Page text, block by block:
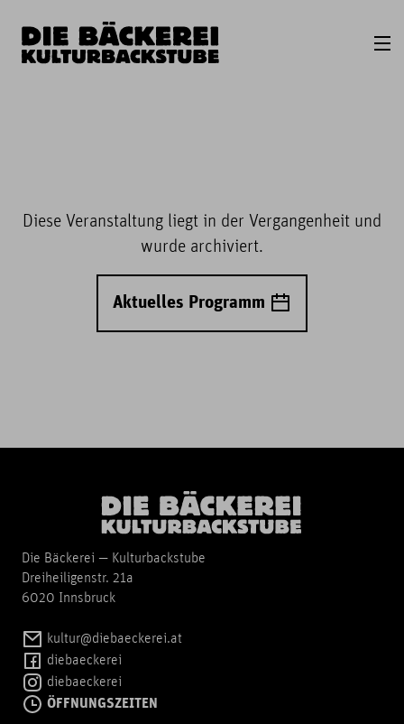
Diese Veranstaltung liegt in der Vergangenheit und
wurde archiviert.
Aktuelles Programm
Die Bäckerei — Kulturbackstube
Dreiheiligenstr. 21a
6020 Innsbruck
kultur@diebaeckerei.at
diebaeckerei
diebaeckerei
ÖFFNUNGSZEITEN